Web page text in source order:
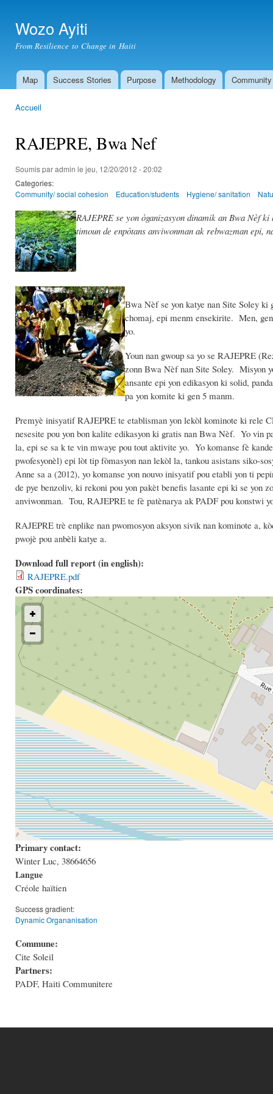
Wozo Ayiti
From Resilience to Change in Haiti
Menu principal
Map Success Stories Purpose Methodology
Accueil
RAJEPRE, Bwa Nef
Soumis paradmin le jeu, 12/20/2012 - 20:02
Categories:
Community/ social cohesion
Education/students Hygiene/ sanitation
RAJEPRE se yon òganizasyon dinamik an Bwa Nèf
timoun de enpòtans anviwonman ak rebwazman
Bwa Nèf se yon katye nan Site Soley
chomaj, epi menm ensekirite. Men,
yo.
Youn nan gwoup sa yo se RAJEPRE
zonn Bwa Nèf nan Site Soley. Misyon
ansante epi yon edikasyon ki solid,
pa yon komite ki gen 5 manm.
Premyè inisyatif RAJEPRE te etablisman yon lekòl kominote ki rele
nesesite pou yon bon kalite edikasyon ki gratis nan Bwa Nèf. Yo vin
la, epi se sa k te vin mwaye pou tout aktivite yo. Yo komanse fè
pwofesyonèl) epi lòt tip fòmasyon nan lekòl la, tankou asistans siko-
Anne sa a (2012), yo komanse yon nouvo inisyatif pou etabli yon ti
de pye benzoliv, ki rekoni pou yon pakèt benefis lasante epi ki se yon
anviwonman. Tou, RAJEPRE te fè patènarya ak PADF pou konstwi
RAJEPRE trè enplike nan pwomosyon aksyon sivik nan kominote a,
pwojè pou anbèli katye a.
Download full report (in english):
RAJEPRE.pdf
GPS coordinates:
Primary contact:
Winter Luc, 38664656
Langue
Créole haïtien
Success gradient:
Dynamic Organanisation
Commune:
Cite Soleil
Partners:
PADF, Haiti Communitere